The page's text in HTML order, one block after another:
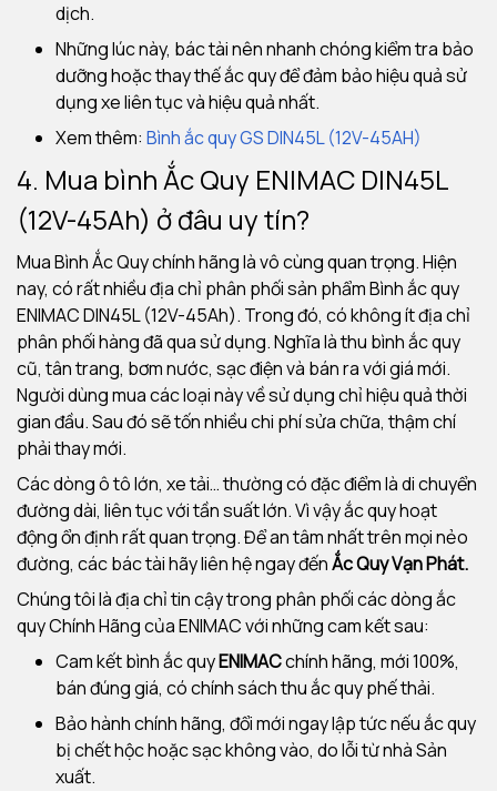
dịch.
Những lúc này, bác tài nên nhanh chóng kiểm tra bảo
dưỡng hoặc thay thế ắc quy để đảm bảo hiệu quả sử
dụng xe liên tục và hiệu quả nhất.
Xem thêm: Bình ắc quy GS DIN45L (12V-45AH)
4. Mua bình Ắc Quy ENIMAC DIN45L
(12V-45Ah) ở đâu uy tín?
Mua Bình Ắc Quy chính hãng là vô cùng quan trọng. Hiện
nay, có rất nhiều địa chỉ phân phối sản phẩm Bình ắc quy
ENIMAC DIN45L (12V-45Ah). Trong đó, có không ít địa chỉ
phân phối hàng đã qua sử dụng. Nghĩa là thu bình ắc quy
cũ, tân trang, bơm nước, sạc điện và bán ra với giá mới.
Người dùng mua các loại này về sử dụng chỉ hiệu quả thời
gian đầu. Sau đó sẽ tốn nhiều chi phí sửa chữa, thậm chí
phải thay mới.
Các dòng ô tô lớn, xe tải… thường có đặc điểm là di chuyển
đường dài, liên tục với tần suất lớn. Vì vậy ắc quy hoạt
động ổn định rất quan trọng. Để an tâm nhất trên mọi nẻo
đường, các bác tài hãy liên hệ ngay đếnẮc Quy Vạn Phát.
Chúng tôi là địa chỉ tin cậy trong phân phối các dòng ắc
quy Chính Hãng của ENIMAC với những cam kết sau:
Cam kết bình ắc quyENIMACchính hãng, mới 100%,
bán đúng giá, có chính sách thu ắc quy phế thải.
Bảo hành chính hãng, đổi mới ngay lập tức nếu ắc quy
bị chết hộc hoặc sạc không vào, do lỗi từ nhà Sản
xuất.